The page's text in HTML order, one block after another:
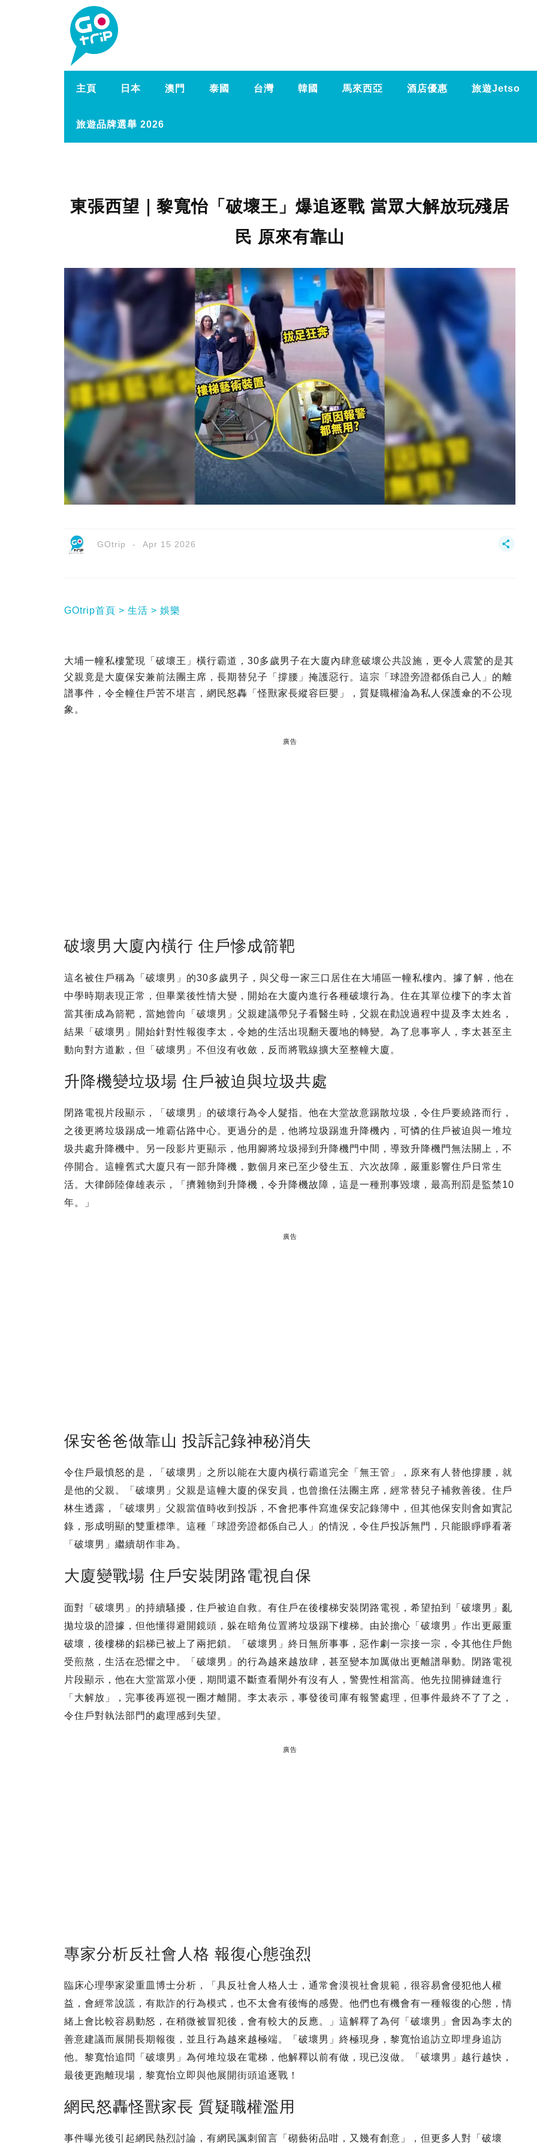
主頁 日本 澳門 泰國 台灣 韓國 馬來西亞 酒店優惠 旅遊Jetso
旅遊品牌選舉 2026
東張西望｜黎寬怡「破壞王」爆追逐戰 當眾大解放玩殘居
民 原來有靠山
GOtrip Apr 15 2026
GOtrip首頁 生活 娛樂
大埔一幢私樓驚現「破壞王」橫行霸道，30多歲男子在大廈內肆意破壞公共設施，更令人震驚的是其
父親竟是大廈保安兼前法團主席，長期替兒子「撐腰」掩護惡行。這宗「球證旁證都係自己人」的離
譜事件，令全幢住戶苦不堪言，網民怒轟「怪獸家長縱容巨嬰」，質疑職權淪為私人保護傘的不公現
象。
廣告
破壞男大廈內橫行 住戶慘成箭靶
這名被住戶稱為「破壞男」的30多歲男子，與父母一家三口居住在大埔區一幢私樓內。據了解，他在
中學時期表現正常，但畢業後性情大變，開始在大廈內進行各種破壞行為。住在其單位樓下的李太首
當其衝成為箭靶，當她曾向「破壞男」父親建議帶兒子看醫生時，父親在勸說過程中提及李太姓名，
結果「破壞男」開始針對性報復李太，令她的生活出現翻天覆地的轉變。為了息事寧人，李太甚至主
動向對方道歉，但「破壞男」不但沒有收斂，反而將戰線擴大至整幢大廈。
升降機變垃圾場 住戶被迫與垃圾共處
閉路電視片段顯示，「破壞男」的破壞行為令人髮指。他在大堂故意踢散垃圾，令住戶要繞路而行，
之後更將垃圾踢成一堆霸佔路中心。更過分的是，他將垃圾踢進升降機內，可憐的住戶被迫與一堆垃
圾共處升降機中。另一段影片更顯示，他用腳將垃圾掃到升降機門中間，導致升降機門無法關上，不
停開合。這幢舊式大廈只有一部升降機，數個月來已至少發生五、六次故障，嚴重影響住戶日常生
活。大律師陸偉雄表示，「擠雜物到升降機，令升降機故障，這是一種刑事毀壞，最高刑罰是監禁10
年。」
廣告
保安爸爸做靠山 投訴記錄神秘消失
令住戶最憤怒的是，「破壞男」之所以能在大廈內橫行霸道完全「無王管」，原來有人替他撐腰，就
是他的父親。「破壞男」父親是這幢大廈的保安員，也曾擔任法團主席，經常替兒子補救善後。住戶
林生透露，「破壞男」父親當值時收到投訴，不會把事件寫進保安記錄簿中，但其他保安則會如實記
錄，形成明顯的雙重標準。這種「球證旁證都係自己人」的情況，令住戶投訴無門，只能眼睜睜看著
「破壞男」繼續胡作非為。
大廈變戰場 住戶安裝閉路電視自保
面對「破壞男」的持續騷擾，住戶被迫自救。有住戶在後樓梯安裝閉路電視，希望拍到「破壞男」亂
拋垃圾的證據，但他懂得避開鏡頭，躲在暗角位置將垃圾踢下樓梯。由於擔心「破壞男」作出更嚴重
破壞，後樓梯的鋁梯已被上了兩把鎖。「破壞男」終日無所事事，惡作劇一宗接一宗，令其他住戶飽
受煎熬，生活在恐懼之中。「破壞男」的行為越來越放肆，甚至變本加厲做出更離譜舉動。閉路電視
片段顯示，他在大堂當眾小便，期間還不斷查看閘外有沒有人，警覺性相當高。他先拉開褲鏈進行
「大解放」，完事後再巡視一圈才離開。李太表示，事發後司庫有報警處理，但事件最終不了了之，
令住戶對執法部門的處理感到失望。
廣告
專家分析反社會人格 報復心態強烈
臨床心理學家梁重皿博士分析，「具反社會人格人士，通常會漠視社會規範，很容易會侵犯他人權
益，會經常說謊，有欺詐的行為模式，也不太會有後悔的感覺。他們也有機會有一種報復的心態，情
緒上會比較容易動怒，在稍微被冒犯後，會有較大的反應。」這解釋了為何「破壞男」會因為李太的
善意建議而展開長期報復，並且行為越來越極端。「破壞男」終極現身，黎寬怡追訪立即埋身追訪
他。黎寬怡追問「破壞男」為何堆垃圾在電梯，他解釋以前有做，現已沒做。「破壞男」越行越快，
最後更跑離現場，黎寬怡立即與他展開街頭追逐戰！
網民怒轟怪獸家長 質疑職權濫用
事件曝光後引起網民熱烈討論，有網民諷刺留言「砌藝術品咁，又幾有創意」，但更多人對「破壞